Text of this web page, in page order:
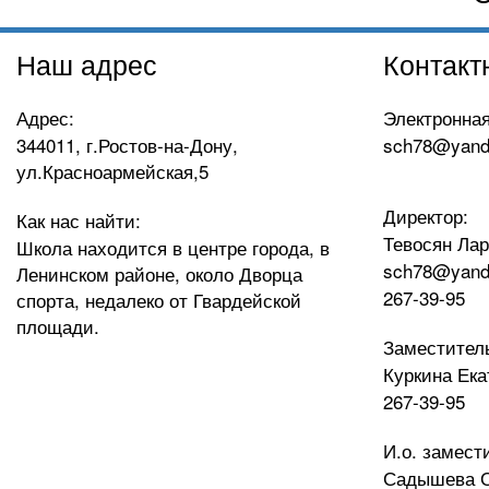
Наш адрес
Адрес:
344011, г.Ростов-на-Дону,
ул.Красноармейская,5
Как нас найти:
Школа находится в центре города, в
Ленинском районе, около Дворца
спорта, недалеко от Гвардейской
площади.
Директор:
Тевосян
267-39-95
Куркина
267-39-95
И.о.
Садышева